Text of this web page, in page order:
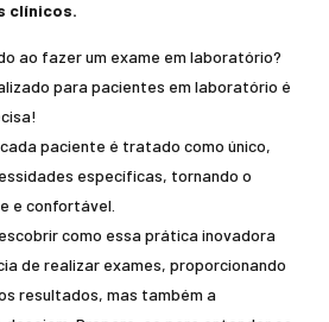
clínicos.
ao fazer um exame em laboratório?
para pacientes em laboratório é
paciente é tratado como único,
específicas, tornando o
e confortável.
como essa prática inovadora
de realizar exames, proporcionando
resultados, mas também a